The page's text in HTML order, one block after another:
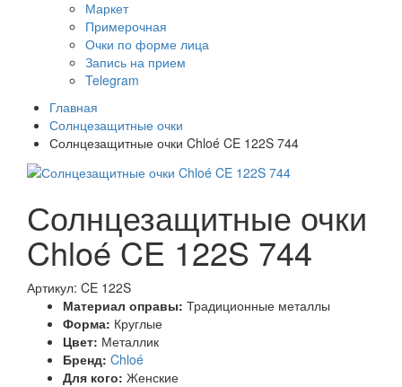
Маркет
Примерочная
Очки по форме лица
Запись на прием
Telegram
Главная
Солнцезащитные очки
Солнцезащитные очки Chloé CE 122S 744
Солнцезащитные очки
Chloé CE 122S 744
Артикул: CE 122S
Материал оправы: Традиционные металлы
Форма: Круглые
Цвет: Металлик
Бренд: Chloé
Для кого: Женские